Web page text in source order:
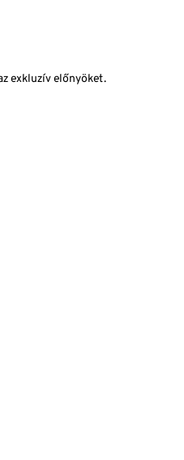
exkluzív előnyöket.